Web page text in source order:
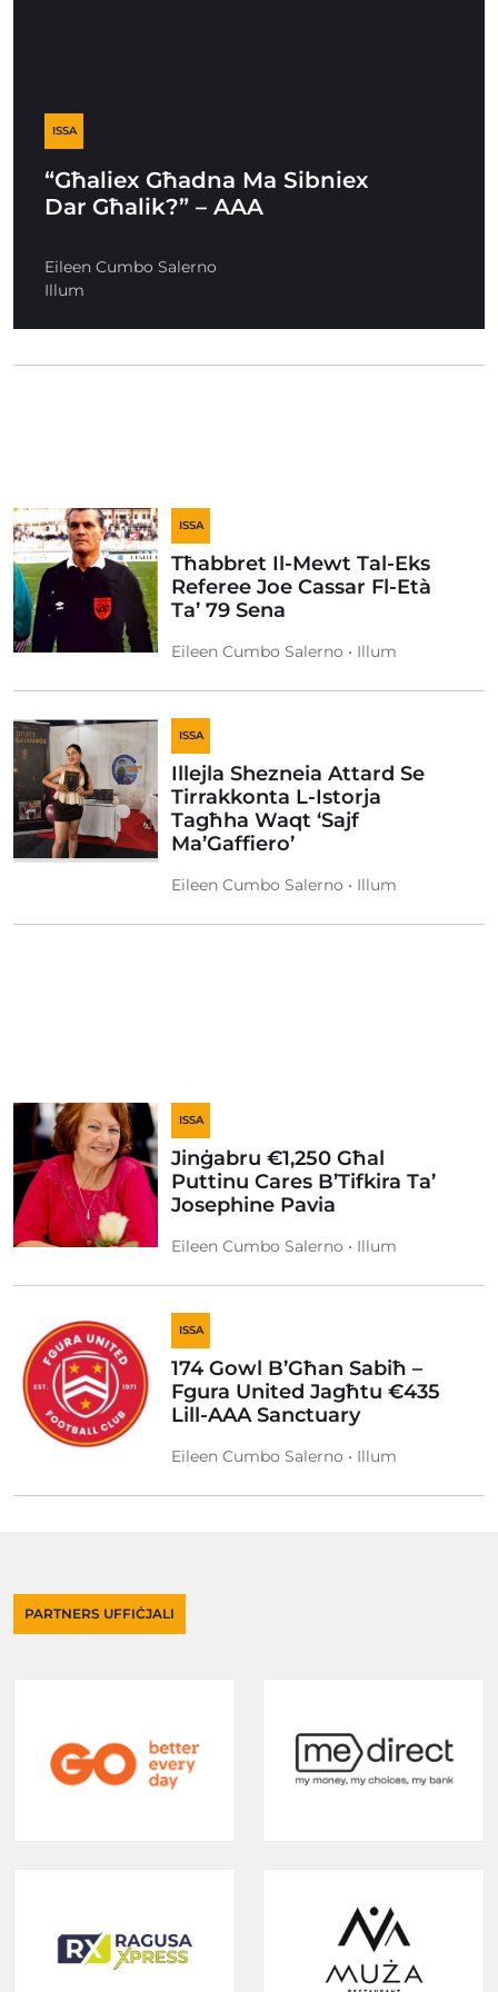
ISSA
“Għaliex Għadna Ma Sibniex
Dar Għalik?” – AAA
Eileen Cumbo Salerno
Illum
ISSA
Tħabbret Il-Mewt Tal-Eks
Referee Joe Cassar Fl-Età
Ta’ 79 Sena
Eileen Cumbo Salerno • Illum
ISSA
Illejla Shezneia Attard Se
Tirrakkonta L-Istorja
Tagħha Waqt ‘Sajf
Ma’Gaffiero’
Eileen Cumbo Salerno • Illum
ISSA
Jinġabru €1,250 Għal
Puttinu Cares B’Tifkira Ta’
Josephine Pavia
Eileen Cumbo Salerno • Illum
ISSA
174 Gowl B’Għan Sabiħ –
Fgura United Jagħtu €435
Lill-AAA Sanctuary
Eileen Cumbo Salerno • Illum
PARTNERS UFFIĊJALI